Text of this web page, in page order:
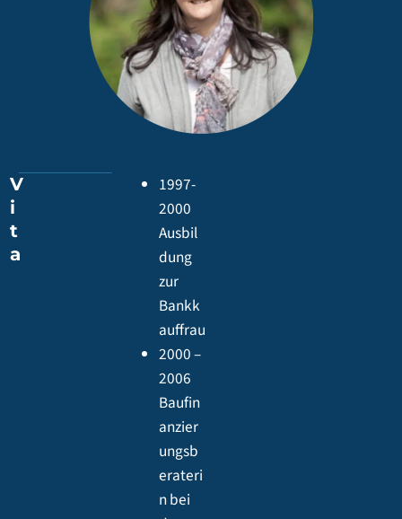
V
i
t
a
1997-
2000
Ausbil
dung
zur
Bankk
auffrau
2000 –
2006
Baufin
anzier
ungsb
erateri
n bei